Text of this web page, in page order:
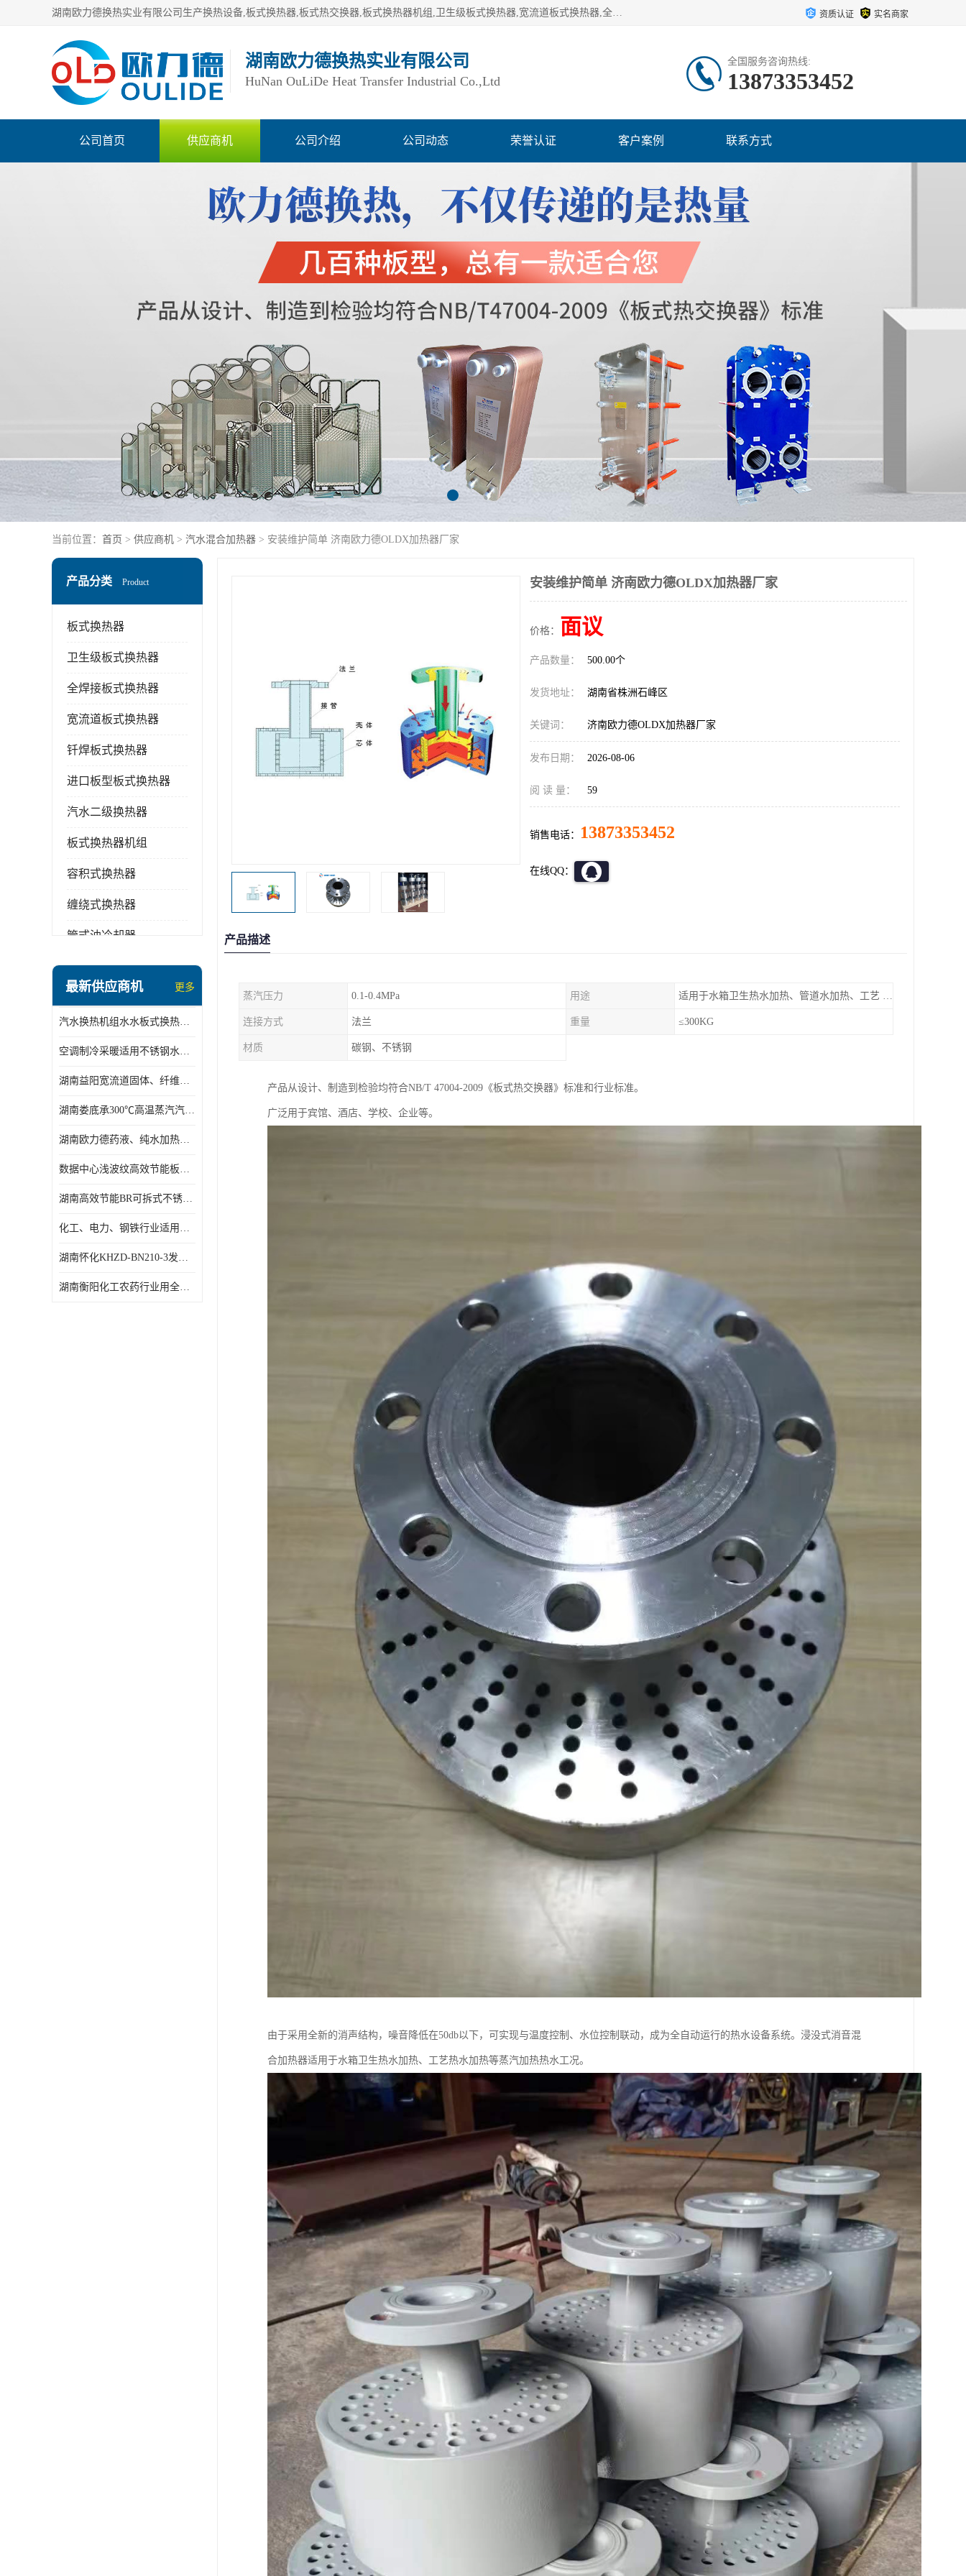
湖南欧力德换热实业有限公司生产换热设备,板式换热器,板式热交换器,板式换热器机组,卫生级板式换热器,宽流道板式换热器,全焊接板式换热器,钎焊板式换热器,钛材板式换热器,容积式换热器,盘管换热,不锈钢水箱,定压补水机组,变频供水机组等,用户覆盖：湖南、湖北、广西、广东、海南、云南、贵州等全国各地。 资质认证 实名商家
湖南欧力德换热实业有限公司
HuNan OuLiDe Heat Transfer Industrial Co.,Ltd
全国服务咨询热线:
13873353452
公司首页 供应商机 公司介绍 公司动态 荣誉认证 客户案例 联系方式
当前位置： 首页 > 供应商机 > 汽水混合加热器 > 安装维护简单 济南欧力德OLDX加热器厂家
产品分类 Product
板式换热器
卫生级板式换热器
全焊接板式换热器
宽流道板式换热器
钎焊板式换热器
进口板型板式换热器
汽水二级换热器
板式换热器机组
容积式换热器
缠绕式换热器
管式油冷却器
盘管换热
变频供水机组
汽水混合加热器
水处理设备
最新供应商机 更多
汽水换热机组水水板式换热机组板式热交换机组厂家专业定制
空调制冷采暖适用不锈钢水水汽水板式换热器
湖南益阳宽流道固体、纤维、浆状物质加热冷却冷凝蒸发板式换热器
湖南娄底承300℃高温蒸汽汽水二级换热器
湖南欧力德药液、纯水加热、冷却、蒸发及杀菌用卫生级板式换热器
数据中心浅波纹高效节能板式换热器
湖南高效节能BR可拆式不锈钢板式换热器厂家定制
化工、电力、钢铁行业适用冷却冷凝蒸发加热不锈钢可拆式板式换热器
湖南怀化KHZD-BN210-3发动机柴油冷却钎焊机板式热交换器
湖南衡阳化工农药行业用全焊接板式冷凝器专业定制
安装维护简单 济南欧力德OLDX加热器厂家
价格： 面议
产品数量： 500.00个
发货地址： 湖南省株洲石峰区
关键词： 济南欧力德OLDX加热器厂家
发布日期： 2026-08-06
阅 读 量： 59
销售电话： 13873353452
在线QQ：
产品描述
蒸汽压力 0.1-0.4MPa 用途 适用于水箱卫生热水加热、管道水加热、工艺 热水加热等蒸汽加热热水工况。
连接方式 法兰 重量 ≤300KG
材质 碳钢、不锈钢
产品从设计、制造到检验均符合NB/T 47004-2009《板式热交换器》标准和行业标准。
广泛用于宾馆、酒店、学校、企业等。
由于采用全新的消声结构，噪音降低在50db以下，可实现与温度控制、水位控制联动，成为全自动运行的热水设备系统。浸没式消音混
合加热器适用于水箱卫生热水加热、工艺热水加热等蒸汽加热热水工况。